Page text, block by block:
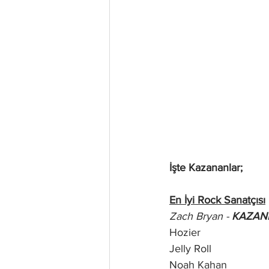
İşte Kazananlar;
En İyi Rock Sanatçısı
Zach Bryan -
Hozier
Jelly Roll
Noah Kahan